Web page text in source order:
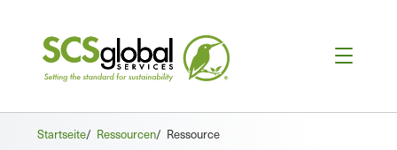
Startseite/ Ressourcen/ Ressource